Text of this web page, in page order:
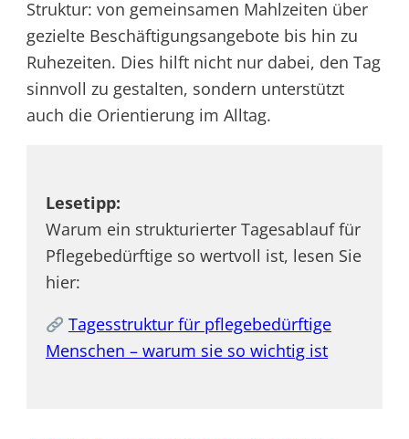
Struktur: von gemeinsamen Mahlzeiten über
gezielte Beschäftigungsangebote bis hin zu
Ruhezeiten. Dies hilft nicht nur dabei, den Tag
sinnvoll zu gestalten, sondern unterstützt
auch die Orientierung im Alltag.
Lesetipp:
Warum ein strukturierter Tagesablauf für
Pflegebedürftige so wertvoll ist, lesen Sie
hier:
Tagesstruktur für pflegebedürftige
Menschen – warum sie so wichtig ist